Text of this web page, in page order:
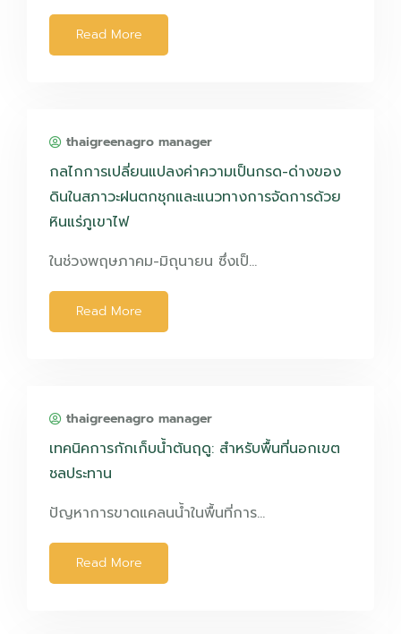
Read More
thaigreenagro manager
กลไกการเปลี่ยนแปลงค่าความเป็นกรด-ด่างของ
ดินในสภาวะฝนตกชุกและแนวทางการจัดการด้วย
หินแร่ภูเขาไฟ
ในช่วงพฤษภาคม-มิถุนายน ซึ่งเป็…
Read More
thaigreenagro manager
เทคนิคการกักเก็บน้ำต้นฤดู: สำหรับพื้นที่นอกเขต
ชลประทาน
ปัญหาการขาดแคลนน้ำในพื้นที่การ…
Read More